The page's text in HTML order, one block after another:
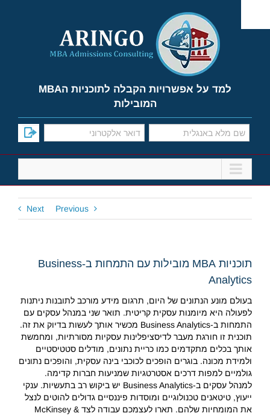
content
למד על אפשרויות הקבלה לתוכניות הMBA
המובילות
Previous
Next
תוכניות MBA מובילות עם התמחות ב-Business
Analytics
בעולם מונע הנתונים של היום, תרגום מידע מורכב לתובנות ניתנות
לפעולה היא מיומנות עסקית קריטית. תואר שני במנהל עסקים עם
התמחות ב-Business Analytics מכשיר אותך לעשות בדיוק את זה.
תוכנית זו חורגת מעבר לדיסציפלינות עסקיות מסורתיות, ומחמשת
אותך בכלים מתקדמים כמו כריית נתונים, מודלים סטטיסטיים
ולמידת מכונה. בוגרים הופכים לכוכבי בינה עסקית, והופכים נתונים
גולמיים למפות דרכים אסטרטגיות שמניעות חברות קדימה.
למנהל עסקים ב-Business Analytics יש ביקוש רב בתעשיות. ענקי
ייעוץ, טיטאנים טכנולוגיים ומוסדות פיננסיים גדולים להוטים לנצל
את המומחיות שלהם. תארו לעצמכם עבודה לצד McKinsey &